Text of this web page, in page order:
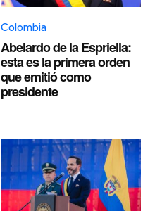
Colombia
Abelardo de la Espriella:
esta es la primera orden
que emitió como
presidente